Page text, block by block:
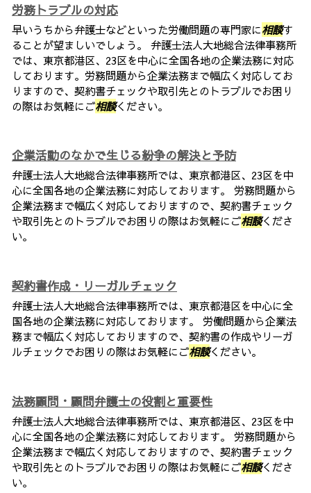
労務トラブルの対応
早いうちから弁護士などといった労働問題の専門家に相談す
ることが望ましいでしょう。 弁護士法人大地総合法律事務所
では、東京都港区、23区を中心に全国各地の企業法務に対応
しております。労務問題から企業法務まで幅広く対応してお
りますので、契約書チェックや取引先とのトラブルでお困り
の際はお気軽にご相談ください。
企業活動のなかで生じる紛争の解決と予防
弁護士法人大地総合法律事務所では、東京都港区、23区を中
心に全国各地の企業法務に対応しております。 労務問題から
企業法務まで幅広く対応しておりますので、契約書チェック
や取引先とのトラブルでお困りの際はお気軽にご相談くださ
い。
契約書作成・リーガルチェック
弁護士法人大地総合法律事務所では、東京都港区を中心に全
国各地の企業法務に対応しております。 労働問題から企業法
務まで幅広く対応しておりますので、契約書の作成やリーガ
ルチェックでお困りの際はお気軽にご相談ください。
法務顧問・顧問弁護士の役割と重要性
弁護士法人大地総合法律事務所では、東京都港区、23区を中
心に全国各地の企業法務に対応しております。 労務問題から
企業法務まで幅広く対応しておりますので、契約書チェック
や取引先とのトラブルでお困りの際はお気軽にご相談くださ
い。